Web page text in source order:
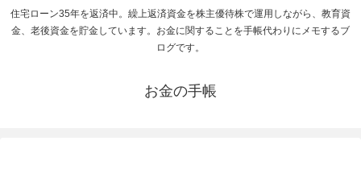
住宅ローン35年を返済中。繰上返済資金を株主優待株で運用しながら、教育資
金、老後資金を貯金しています。お金に関することを手帳代わりにメモするブ
ログです。
お金の手帳